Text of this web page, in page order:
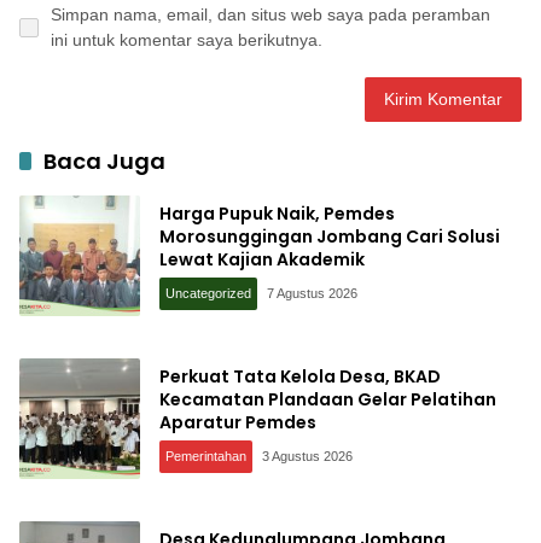
Simpan nama, email, dan situs web saya pada peramban
ini untuk komentar saya berikutnya.
Baca Juga
Harga Pupuk Naik, Pemdes
Morosunggingan Jombang Cari Solusi
Lewat Kajian Akademik
Uncategorized 7 Agustus 2026
Perkuat Tata Kelola Desa, BKAD
Kecamatan Plandaan Gelar Pelatihan
Aparatur Pemdes
Pemerintahan 3 Agustus 2026